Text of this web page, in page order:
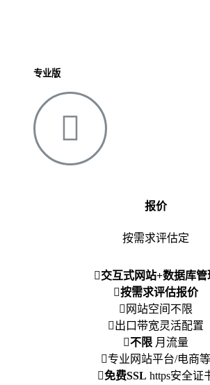
专业版
报价
按需求评估定
交互式网站+数据库管
按需求评估报价
网站空间不限
出口带宽灵活配置
不限 月流量
专业网站平台/电商等
免费SSL https安全证